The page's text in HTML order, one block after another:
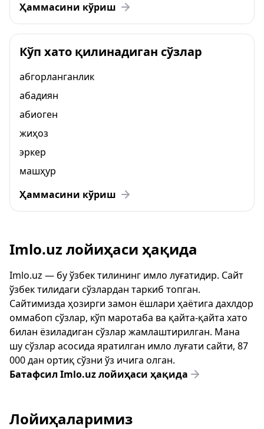
Ҳаммасини кўриш
Кўп хато қилинадиган сўзлар
абгорланганлик
абадиян
абиоген
жиҳоз
эркер
машҳур
Ҳаммасини кўриш
Imlo.uz лойиҳаси ҳақида
Imlo.uz — бу ўзбек тилининг имло луғатидир. Сайт
ўзбек тилидаги сўзлардан таркиб топган.
Сайтимизда ҳозирги замон ёшлари ҳаётига дахлдор
оммабоп сўзлар, кўп маротаба ва қайта-қайта хато
билан ёзиладиган сўзлар жамлаштирилган. Мана
шу сўзлар асосида яратилган имло луғати сайти, 87
000 дан ортиқ сўзни ўз ичига олган.
Батафсил Imlo.uz лойиҳаси ҳақида
Лойиҳаларимиз